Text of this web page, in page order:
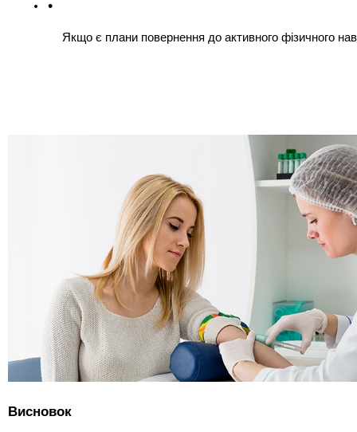
Якщо є плани повернення до активного фізичного
Висновок